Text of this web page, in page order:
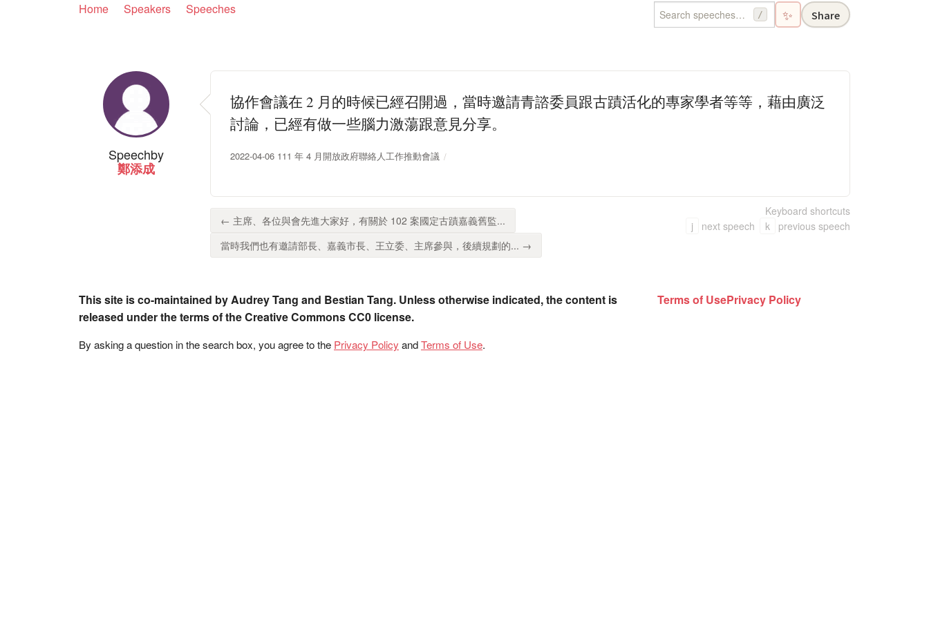
Home Speakers Speeches / ✨ Share
Speechby
鄭添成
協作會議在 2 月的時候已經召開過，當時邀請青諮委員跟古蹟活化的專家學者等等，藉由廣泛
討論，已經有做一些腦力激蕩跟意見分享。
2022-04-06 111 年 4 月開放政府聯絡人工作推動會議
← 主席、各位與會先進大家好，有關於 102 案國定古蹟嘉義舊監...
當時我們也有邀請部長、嘉義市長、王立委、主席參與，後續規劃的... →
Keyboard shortcuts
j
next speech k previous speech
This site is co-maintained by Audrey Tang and Bestian Tang. Unless otherwise indicated, the content is
released under the terms of the Creative Commons CC0 license.
By asking a question in the search box, you agree to the Privacy Policy andTerms of Use.
Terms of UsePrivacy Policy